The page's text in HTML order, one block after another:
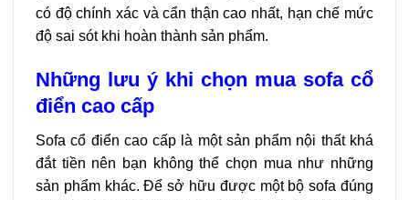
có độ chính xác và cẩn thận cao nhất, hạn chế mức
độ sai sót khi hoàn thành sản phẩm.
Những lưu ý khi chọn mua sofa cổ
điển cao cấp
Sofa cổ điển cao cấp là một sản phẩm nội thất khá
đắt tiền nên bạn không thể chọn mua như những
sản phẩm khác. Để sở hữu được một bộ sofa đúng